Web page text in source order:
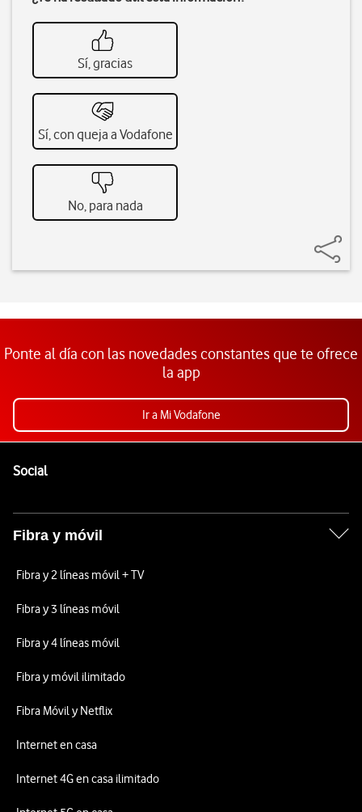
Sí, gracias
Sí, con queja a Vodafone
No, para nada
Ponte al día con las novedades constantes que te ofrece
la app
Ir a Mi Vodafone
SocialEnlaces a las redes sociales de Vodafone
Fibra y móvil
Fibra y 2 líneas móvil + TV
Fibra y 3 líneas móvil
Fibra y 4 líneas móvil
Fibra y móvil ilimitado
Fibra Móvil y Netflix
Internet en casa
Internet 4G en casa ilimitado